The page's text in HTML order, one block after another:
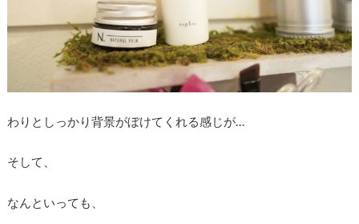
わりとしっかり背景がぼけてくれる感じが…
そして、
なんといっても、